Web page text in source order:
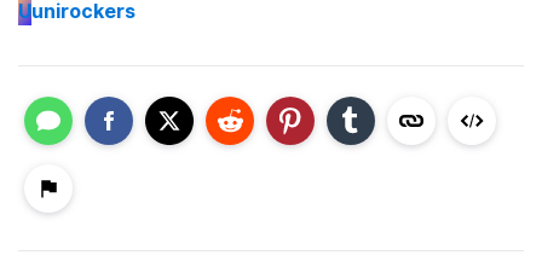
Uunirockers